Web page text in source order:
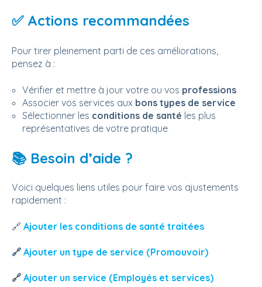
✅ Actions recommandées
Pour tirer pleinement parti de ces améliorations,
pensez à :
Vérifier et mettre à jour votre ou vos professions
Associer vos services aux bons types de service
Sélectionner les conditions de santé les plus
représentatives de votre pratique
📚 Besoin d’aide ?
Voici quelques liens utiles pour faire vos ajustements
rapidement :
🔗 Ajouter les conditions de santé traitées
🔗 Ajouter un type de service (Promouvoir)
🔗 Ajouter un service (Employés et services)